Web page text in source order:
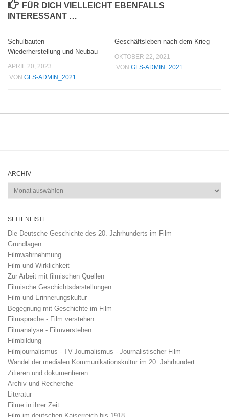
FÜR DICH VIELLEICHT EBENFALLS
INTERESSANT …
Schulbauten –
Wiederherstellung und Neubau
APRIL 20, 2023
VON GFS-ADMIN_2021
Geschäftsleben nach dem Krieg
OKTOBER 22, 2021
VON GFS-ADMIN_2021
ARCHIV
Archiv
SEITENLISTE
Die Deutsche Geschichte des 20. Jahrhunderts im Film
Grundlagen
Filmwahrnehmung
Film und Wirklichkeit
Zur Arbeit mit filmischen Quellen
Filmische Geschichtsdarstellungen
Film und Erinnerungskultur
Begegnung mit Geschichte im Film
Filmsprache - Film verstehen
Filmanalyse - Filmverstehen
Filmbildung
Filmjournalismus - TV-Journalismus - Journalistischer Film
Wandel der medialen Kommunikationskultur im 20. Jahrhundert
Zitieren und dokumentieren
Archiv und Recherche
Literatur
Filme in ihrer Zeit